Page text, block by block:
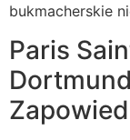
bukmacherskie
Paris